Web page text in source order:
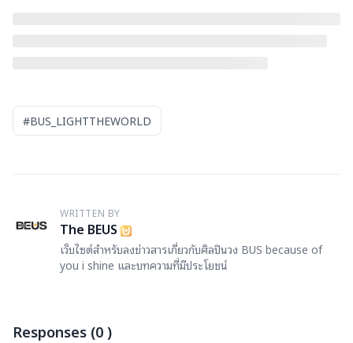
#BUS_LIGHTTHEWORLD
T
WRITTEN BY
The BEUS
เว็บไซต์สำหรับลงข่าวสารเกี่ยวกับศิลปินวง BUS because of
you i shine และบทความที่มีประโยชน์
Responses (0)